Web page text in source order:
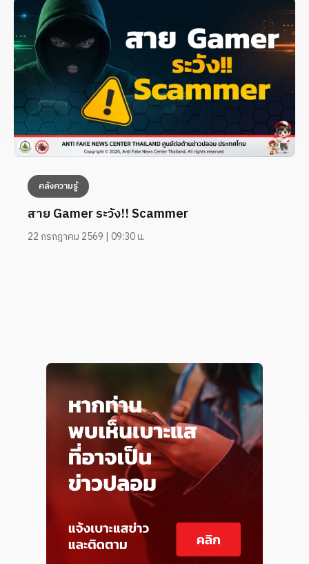
คลังความรู้
สาย Gamer ระวัง!! Scammer
22 กรกฎาคม 2569 | 09:30 น.